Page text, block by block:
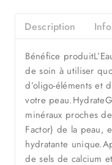
Description
Bénéfice
de soin à utiliser
d’oligo-éléments et
votre
minéraux proches
Factor) de la peau,
hydratante
de sels de calcium